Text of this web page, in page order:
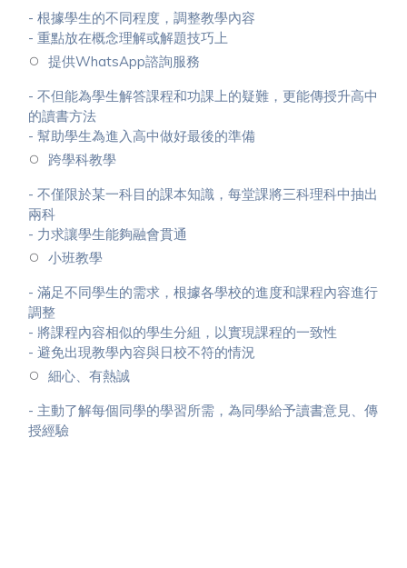
- 根據學生的不同程度，調整教學內容
- 重點放在概念理解或解題技巧上
提供WhatsApp諮詢服務
- 不但能為學生解答課程和功課上的疑難，更能傳授升高中
的讀書方法
- 幫助學生為進入高中做好最後的準備
跨學科教學
- 不僅限於某一科目的課本知識，每堂課將三科理科中抽出
兩科
- 力求讓學生能夠融會貫通
小班教學
- 滿足不同學生的需求，根據各學校的進度和課程內容進行
調整
- 將課程內容相似的學生分組，以實現課程的一致性
- 避免出現教學內容與日校不符的情況
細心、有熱誠
- 主動了解每個同學的學習所需，為同學給予讀書意見、傳
授經驗